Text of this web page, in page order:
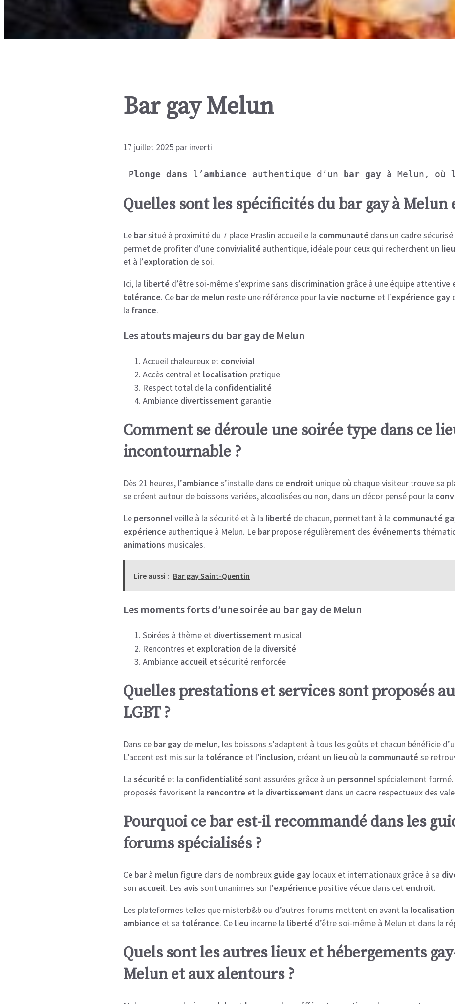
Bar gay Melun
17 juillet 2025 par inverti
Plonge dans l’ambiance authentique d’un bar gay à Melun, où
Quelles sont les spécificités du bar gay à Melun
Le barsitué à proximité du 7 place Praslin accueille la communauté dans un cadre
permet de profiter d’une convivialité authentique, idéale pour ceux qui recherchent un lieu
et à l’exploration de soi.
Ici, la liberté d’être soi-même s’exprime sans discrimination grâce à une équipe attentive
tolérance. Ce barde melun reste une référence pour la vie nocturne et l’expérience gay
la france.
Les atouts majeurs du bar gay de Melun
Accueil chaleureux et convivial
Accès central et localisation pratique
Respect total de la confidentialité
Ambiance divertissement garantie
Comment se déroule une soirée type dans ce
incontournable ?
Dès 21 heures, l’ambiance s’installe dans ce endroit unique où chaque visiteur trouve sa
se créent autour de boissons variées, alcoolisées ou non, dans un décor pensé pour la
Le personnel veille à la sécurité et à la liberté de chacun, permettant à la communauté
expérience authentique à Melun. Le barpropose régulièrement des événements
animations musicales.
Lire aussi : Bar gay Saint-Quentin
Les moments forts d’une soirée au bar gay de Melun
Soirées à thème et divertissement musical
Rencontres et exploration de la diversité
Ambiance accueil et sécurité renforcée
Quelles prestations et services sont proposés
LGBT ?
Dans ce bar gay de melun, les boissons s’adaptent à tous les goûts et chacun bénéficie
L’accent est mis sur la tolérance et l’inclusion, créant un lieu où la communauté se
La sécurité et la confidentialité sont assurées grâce à un personnel spécialement formé.
proposés favorisent la rencontre et le divertissement dans un cadre respectueux des
Pourquoi ce bar est-il recommandé dans les
forums spécialisés ?
Ce barà melun figure dans de nombreux guide gay locaux et internationaux grâce à sa
son accueil. Les avis sont unanimes sur l’expérience positive vécue dans cet endroit.
Les plateformes telles que misterb&b ou d’autres forums mettent en avant la localisation
ambiance et sa tolérance. Ce lieu incarne la liberté d’être soi-même à Melun et dans la
Quels sont les autres lieux et hébergements
Melun et aux alentours ?